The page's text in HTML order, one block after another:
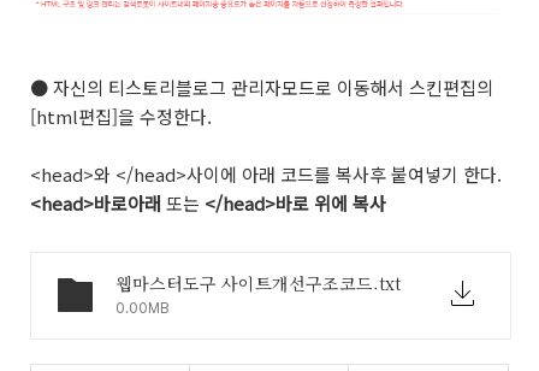
●자신의 티스토리블로그 관리자모드로 이동해서 스킨편집의
[html편집]을 수정한다.
<head>와 </head>사이에 아래 코드를 복사후 붙여넣기 한다.
<head>바로아래 또는 </head>바로 위에 복사
웹마스터도구 사이트개선구조코드.txt
0.00MB